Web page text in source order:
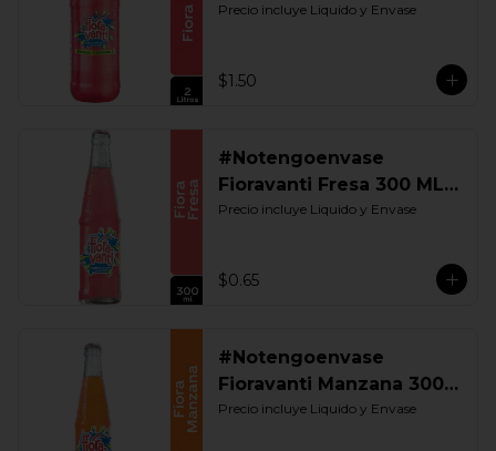
ML. Retornable
Precio incluye Liquido y Envase
$1.50
#Notengoenvase
Fioravanti Fresa 300 ML.
Retornable
Precio incluye Liquido y Envase
$0.65
#Notengoenvase
Fioravanti Manzana 300
ML. Retornable
Precio incluye Liquido y Envase